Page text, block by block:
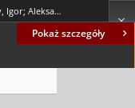
Pokaż szczegóły
Penkov, Igor; Aleksandrov, Dmitri